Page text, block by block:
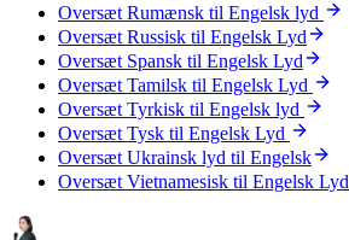
Oversæt Rumænsk til Engelsk lyd
Oversæt Russisk til Engelsk Lyd
Oversæt Spansk til Engelsk Lyd
Oversæt Tamilsk til Engelsk Lyd
Oversæt Tyrkisk til Engelsk lyd
Oversæt Tysk til Engelsk Lyd
Oversæt Ukrainsk lyd til Engelsk
Oversæt Vietnamesisk til Engelsk Lyd